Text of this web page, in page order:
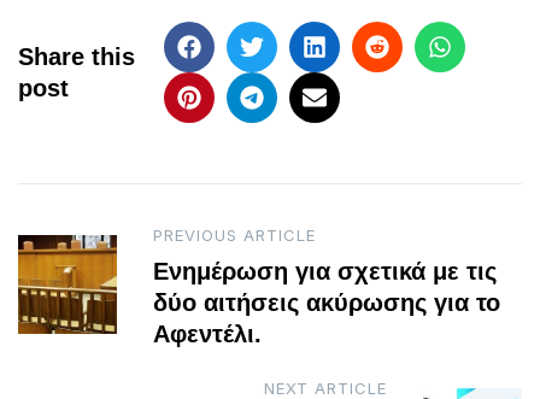
Share this
post
Post
navigation
PREVIOUS ARTICLE
Ενημέρωση για σχετικά με τις
δύο αιτήσεις ακύρωσης για το
Αφεντέλι.
NEXT ARTICLE